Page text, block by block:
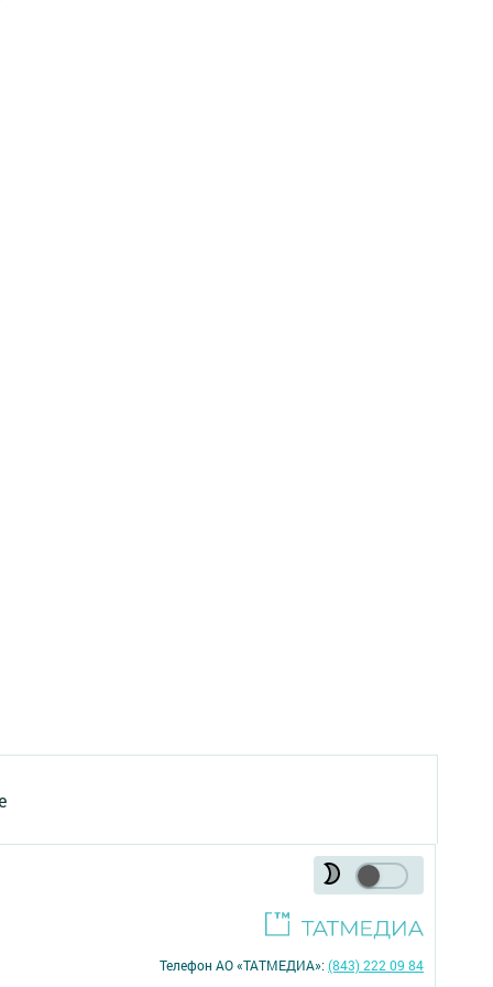
Телефон АО «ТАТМЕДИА»:(843) 222 09 84